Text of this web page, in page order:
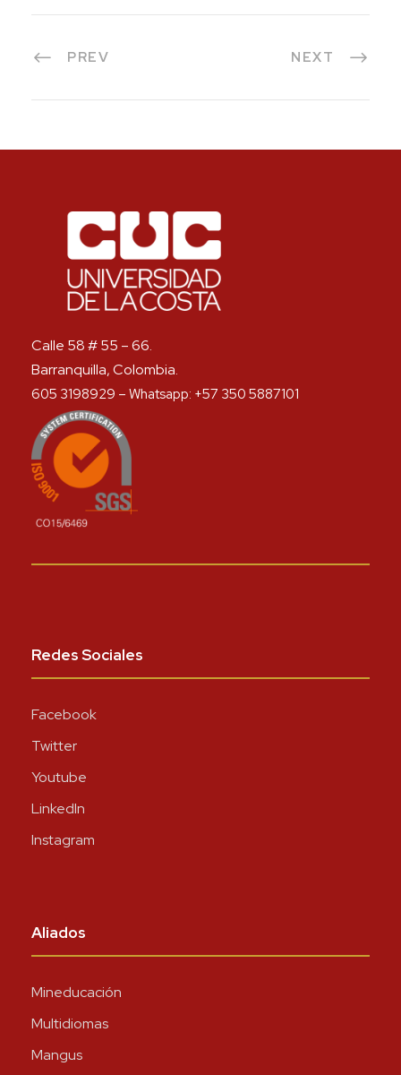
PREV NEXT
Calle 58 # 55 – 66.
Barranquilla, Colombia.
605 3198929 – Whatsapp: +57 350 5887101
Redes Sociales
Facebook
Twitter
Youtube
LinkedIn
Instagram
Aliados
Mineducación
Multidiomas
Mangus